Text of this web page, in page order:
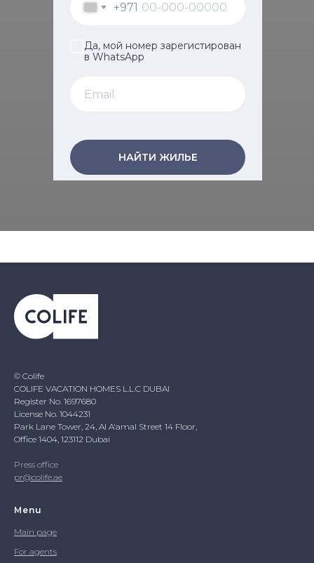
+971
Да, мой номер зарегистирован
в WhatsApp
НАЙТИ ЖИЛЬЕ
© Colife
COLIFE VACATION HOMES L.L.C DUBAI
Register No. 1697680
License No. 1044231
Park Lane Tower, 24, Al A'amal Street 14 Floor,
Office 1404, 123112 Dubai
Press office
pr@colife.ae
Menu
Main page
For agents